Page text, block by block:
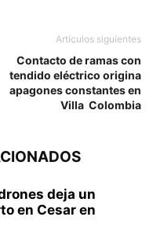
Artículos siguientes
Contacto de ramas con
tendido eléctrico origina
apagones constantes en
Villa Colombia
deja un
en Cesar en